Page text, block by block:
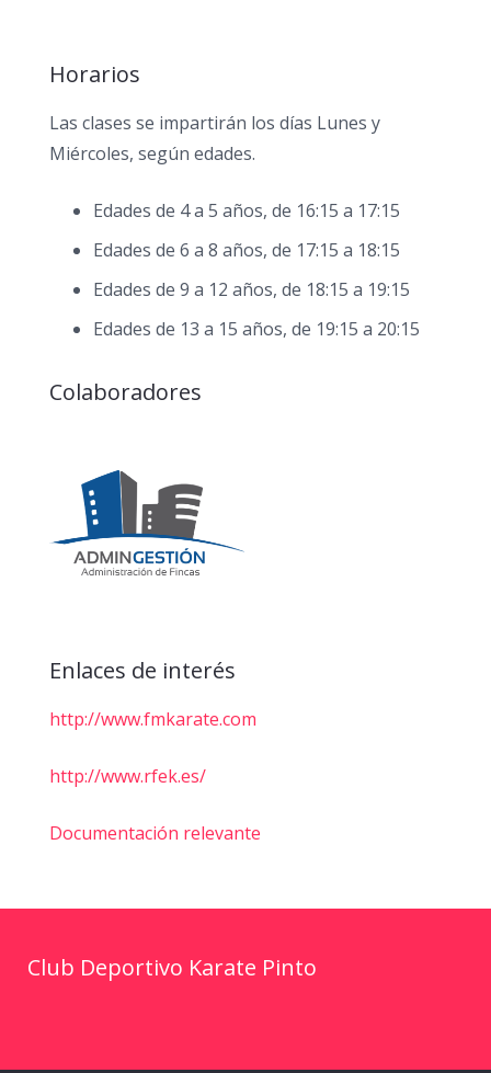
Horarios
Las clases se impartirán los días Lunes y
Miércoles, según edades.
Edades de 4 a 5 años, de 16:15 a 17:15
Edades de 6 a 8 años, de 17:15 a 18:15
Edades de 9 a 12 años, de 18:15 a 19:15
Edades de 13 a 15 años, de 19:15 a 20:15
Colaboradores
Enlaces de interés
http://www.fmkarate.com
http://www.rfek.es/
Documentación relevante
Club Deportivo Karate Pinto